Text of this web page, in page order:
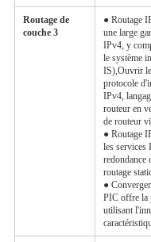
Routage de
couche 3
● Routage
une large
IPv4, y
le système
IS),Ouvrir
protocole
IPv4,
routeur en
de routeur
● Routage
les services
routage
●
PIC offre la
utilisant